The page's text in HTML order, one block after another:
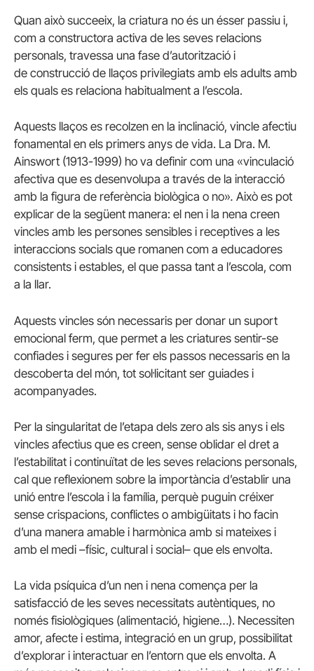
Quan això succeeix, la criatura no és un ésser passiu i,
com a constructora activa de les seves relacions
personals, travessa una fase d’autorització i
de construcció de llaços privilegiats amb els adults amb
els quals es relaciona habitualment a l’escola.
Aquests llaços es recolzen en la inclinació, vincle afectiu
fonamental en els primers anys de vida. La Dra. M.
Ainswort (1913-1999) ho va definir com una «vinculació
afectiva que es desenvolupa a través de la interacció
amb la figura de referència biològica o no». Això es pot
explicar de la següent manera: el nen i la nena creen
vincles amb les persones sensibles i receptives a les
interaccions socials que romanen com a educadores
consistents i estables, el que passa tant a l’escola, com
a la llar.
Aquests vincles són necessaris per donar un suport
emocional ferm, que permet a les criatures sentir-se
confiades i segures per fer els passos necessaris en la
descoberta del món, tot sol·licitant ser guiades i
acompanyades.
Per la singularitat de l’etapa dels zero als sis anys i els
vincles afectius que es creen, sense oblidar el dret a
l’estabilitat i continuïtat de les seves relacions personals,
cal que reflexionem sobre la importància d’establir una
unió entre l’escola i la família, perquè puguin créixer
sense crispacions, conflictes o ambigüitats i ho facin
d’una manera amable i harmònica amb si mateixes i
amb el medi –físic, cultural i social– que els envolta.
La vida psíquica d’un nen i nena comença per la
satisfacció de les seves necessitats autèntiques, no
només fisiològiques (alimentació, higiene…). Necessiten
amor, afecte i estima, integració en un grup, possibilitat
d’explorar i interactuar en l’entorn que els envolta. A